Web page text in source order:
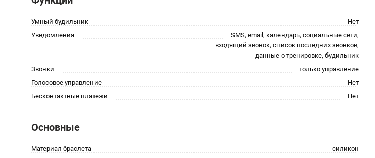
Умный будильник
Нет
Уведомления
SMS, email, календарь, социальные сети,
входящий звонок, список последних звонков,
данные о тренировке, будильник
Звонки
только управление
Голосовое управление
Нет
Бесконтактные платежи
Нет
Основные
Материал браслета
силикон